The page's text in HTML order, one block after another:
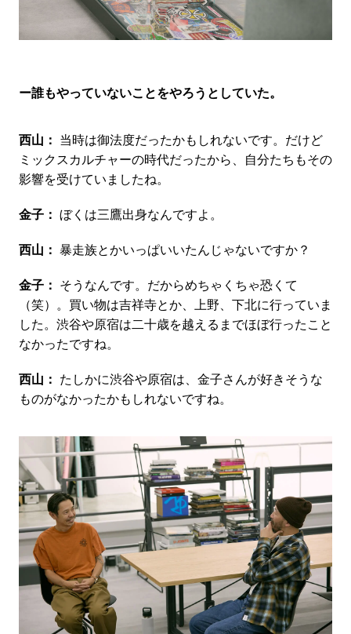
ー誰もやっていないことをやろうとしていた。
西山： 当時は御法度だったかもしれないです。だけど
ミックスカルチャーの時代だったから、自分たちもその
影響を受けていましたね。
金子： ぼくは三鷹出身なんですよ。
西山： 暴走族とかいっぱいいたんじゃないですか？
金子： そうなんです。だからめちゃくちゃ恐くて
（笑）。買い物は吉祥寺とか、上野、下北に行っていま
した。渋谷や原宿は二十歳を越えるまでほぼ行ったこと
なかったですね。
西山： たしかに渋谷や原宿は、金子さんが好きそうな
ものがなかったかもしれないですね。